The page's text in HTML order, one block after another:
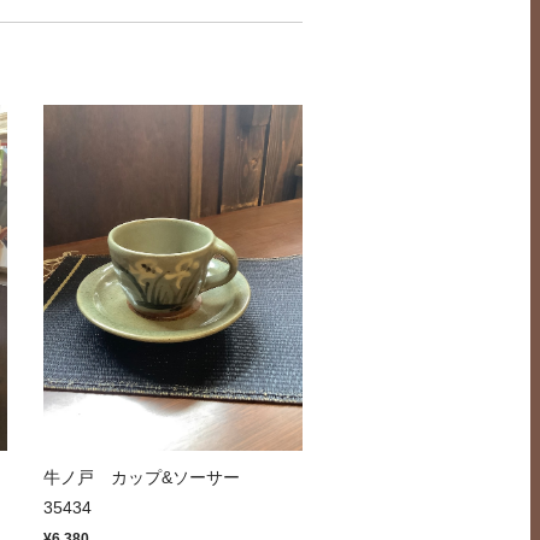
牛ノ戸 カップ&ソーサー
35434